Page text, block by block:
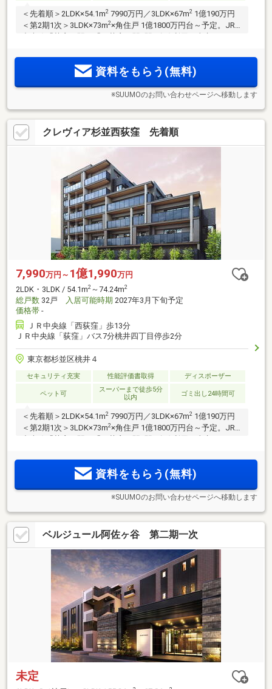
＜先着順＞2LDK×54.1m2 7990万円／3LDK×67m2 1億190万円
＜第2期1次＞3LDK×73m2×角住戸 1億1800万円台～予定。JR
32分、「日本橋」33分。平穏な低層住居専用地域隣接。40m2
超・全21タイプ資料をもらう(無料)
※SUUMOのお問い合わせページへ移動します
クレヴィア杉並西荻窪 先着順
7,990万円～ 1億1,990万円
2LDK・3LDK / 54.1m2 ～74.24m2
総戸数 32戸 入居可能時期 2027年3月下旬予定
価格帯 -
ＪＲ中央線「西荻窪」歩13分
ＪＲ中央線「荻窪」バス7分桃井四丁目停歩2分
東京都杉並区桃井４
セキュリティ充実 性能評価書取得 ディスポーザー
ペット可
スーパーまで徒歩5分
以内
ゴミ出し24時間可
＜先着順＞2LDK×54.1m2 7990万円／3LDK×67m2 1億190万円
＜第2期1次＞3LDK×73m2×角住戸 1億1800万円台～予定。JR
32分、「日本橋」33分。平穏な低層住居専用地域隣接。40m2
超・全21タイプ資料をもらう(無料)
※SUUMOのお問い合わせページへ移動します
ベルジュール阿佐ヶ谷 第二期一次
未定